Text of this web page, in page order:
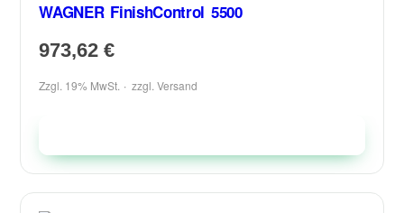
WAGNER FinishControl 5500
973,62€
Zzgl. 19% MwSt. zzgl.Versand